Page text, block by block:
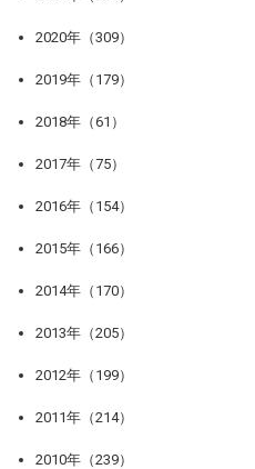
2020年（309）
2019年（179）
2018年（61）
2017年（75）
2016年（154）
2015年（166）
2014年（170）
2013年（205）
2012年（199）
2011年（214）
2010年（239）